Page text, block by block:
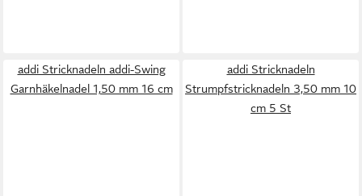
addi Stricknadeln addi-Swing
Garnhäkelnadel 1,50 mm 16 cm
addi Stricknadeln
Strumpfstricknadeln 3,50 mm 10
cm 5 St